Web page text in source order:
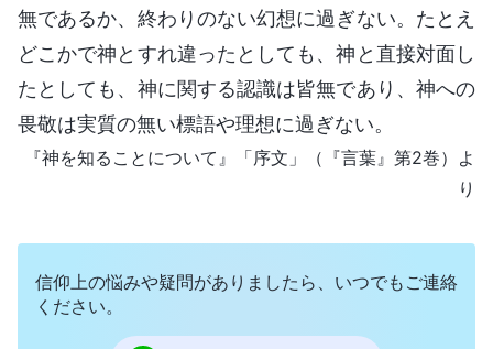
無であるか、終わりのない幻想に過ぎない。たとえ
どこかで神とすれ違ったとしても、神と直接対面し
たとしても、神に関する認識は皆無であり、神への
畏敬は実質の無い標語や理想に過ぎない。
『神を知ることについて』「序文」（『言葉』第2巻）よ
り
信仰上の悩みや疑問がありましたら、いつでもご連絡
ください。